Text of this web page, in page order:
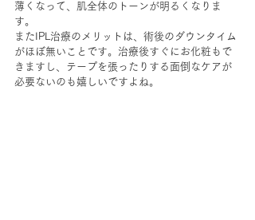
薄くなって、肌全体のトーンが明るくなりま
す。
またIPL治療のメリットは、術後のダウンタイム
がほぼ無いことです。治療後すぐにお化粧もで
きますし、テープを張ったりする面倒なケアが
必要ないのも嬉しいですよね。